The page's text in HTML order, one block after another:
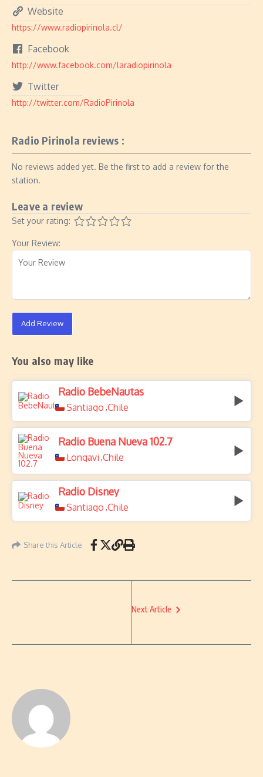
Website
https://www.radiopirinola.cl/
Facebook
http://www.facebook.com/laradiopirinola
Twitter
http://twitter.com/RadioPirinola
Radio Pirinola reviews :
No reviews added yet. Be the first to add a review for the
station.
Leave a review
Set your rating:
Your Review:
Add Review
You also may like
Radio BebeNautas
Santiago ,Chile
Radio Buena Nueva 102.7
Longavi ,Chile
Radio Disney
Santiago ,Chile
Share this Article
Next Article